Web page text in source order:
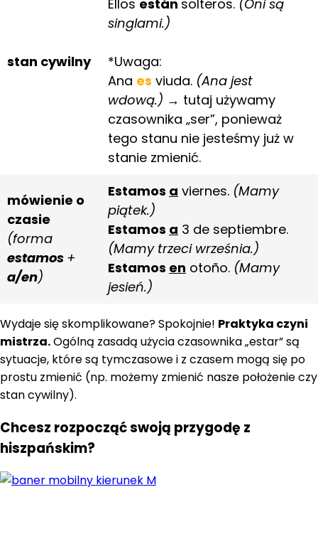
stan cywilny
Ellos están solteros. (Oni są
singlami.)
*Uwaga:
Ana es viuda. (Ana jest
wdową.) → tutaj używamy
czasownika „ser”, ponieważ
tego stanu nie jesteśmy już w
stanie zmienić.
mówienie o
czasie
(forma
estamos +
a/en)
Estamos a viernes. (Mamy
piątek.)
Estamos a 3 de septiembre.
(Mamy trzeci września.)
Estamos en otoño. (Mamy
jesień.)
Wydaje się skomplikowane? Spokojnie! Praktyka czyni
mistrza.Ogólną zasadą użycia czasownika „estar” są
sytuacje, które są tymczasowe i z czasem mogą się po
prostu zmienić (np. możemy zmienić nasze położenie czy
stan cywilny).
Chcesz rozpocząć swoją przygodę z
hiszpańskim?